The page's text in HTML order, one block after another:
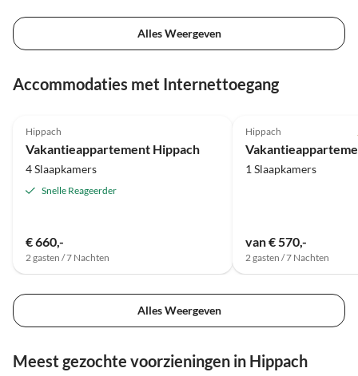
Alles Weergeven
Accommodaties met Internettoegang
Hippach
Vakantieappartement Hippach
4 Slaapkamers
Snelle Reageerder
€ 660,-
2 gasten / 7 Nachten
Hippach
1 Slaapkamers
van € 570,-
2 gasten / 7 Nachten
Alles Weergeven
Meest gezochte voorzieningen in Hippach